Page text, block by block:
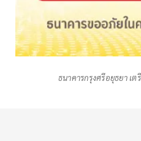
ธนาคารกรุงศรีอยุธยา เ